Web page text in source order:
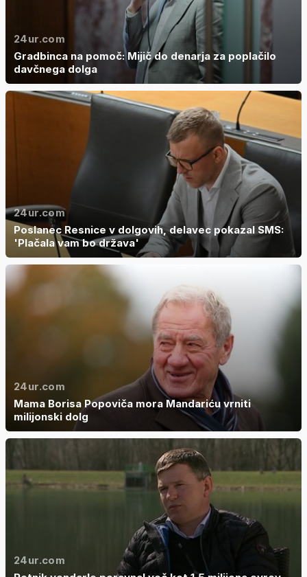
24ur.com
Gradbinca na pomoč: Mijič do denarja za poplačilo
davčnega dolga
24ur.com
Poslanec Resnice v dolgovih, delavec pokazal SMS:
'Plačala vam bo država'
24ur.com
Mama Borisa Popoviča mora Mandariću vrniti
milijonski dolg
24ur.com